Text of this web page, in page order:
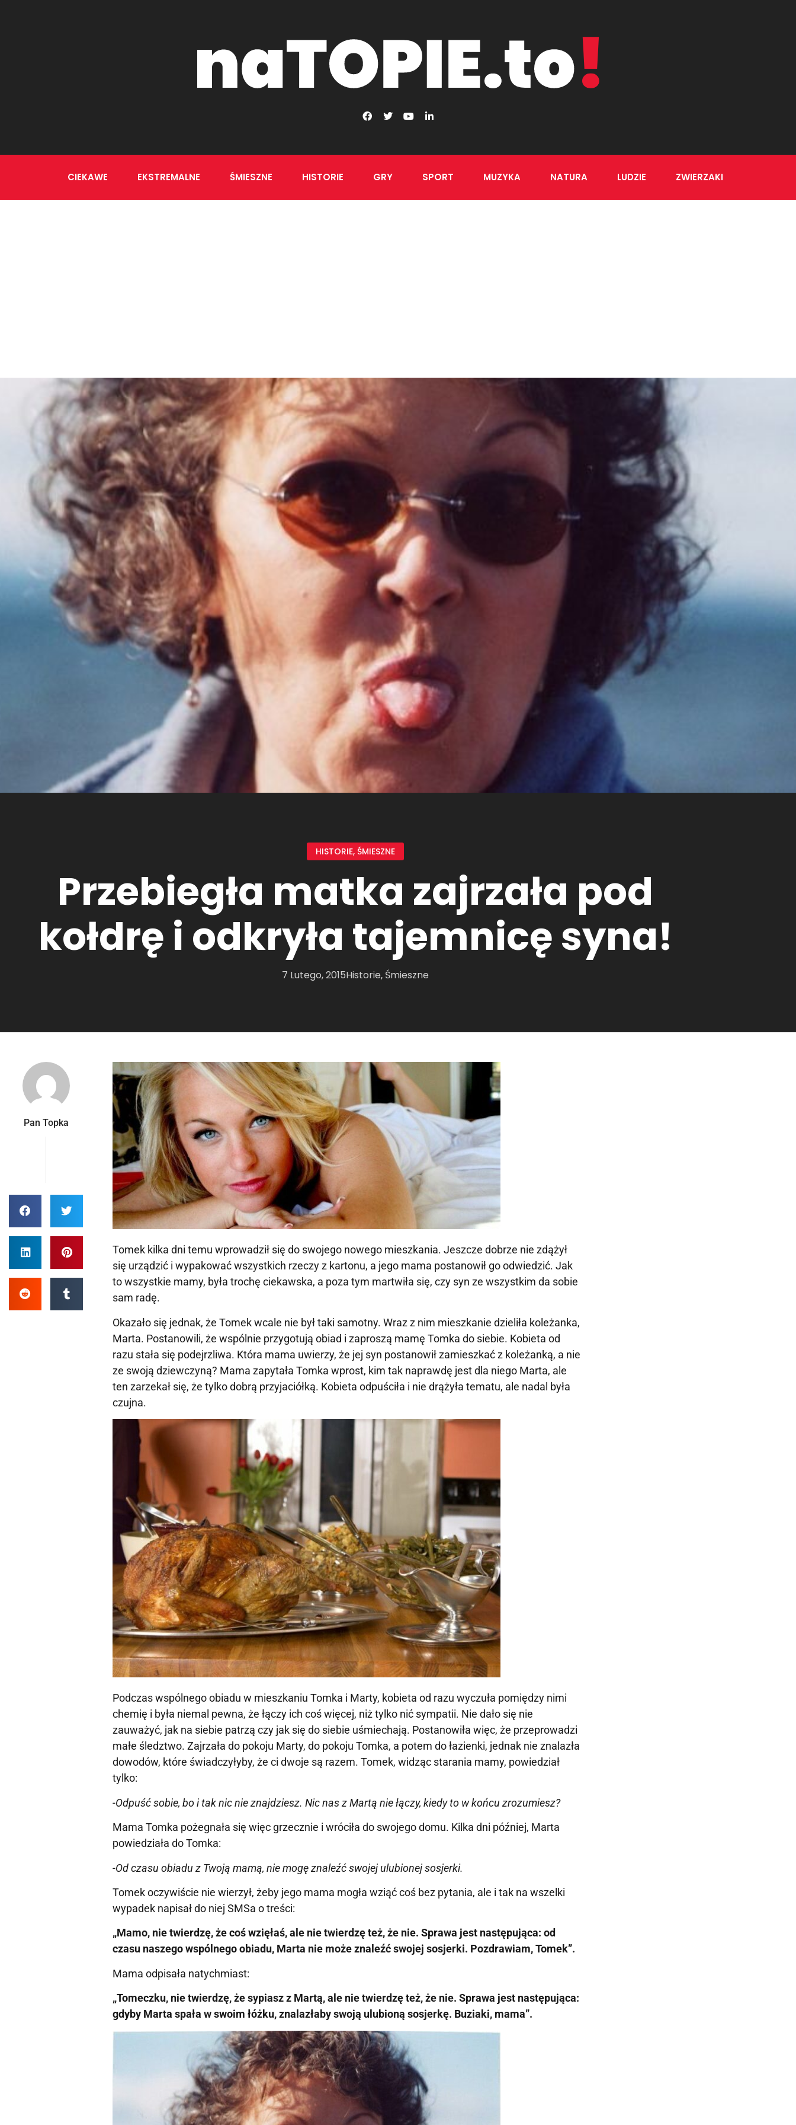
CIEKAWE EKSTREMALNE ŚMIESZNE HISTORIE GRY SPORT MUZYKA NATURA LUDZIE ZWIERZAKI
HISTORIE, ŚMIESZNE
Przebiegła matka zajrzała pod
kołdrę i odkryła tajemnicę syna!
7 Lutego, 2015Historie, Śmieszne
Pan Topka
Tomek kilka dni temu wprowadził się do swojego nowego mieszkania. Jeszcze dobrze nie zdążył
się urządzić i wypakować wszystkich rzeczy z kartonu, a jego mama postanowił go odwiedzić. Jak
to wszystkie mamy, była trochę ciekawska, a poza tym martwiła się, czy syn ze wszystkim da sobie
sam radę.
Okazało się jednak, że Tomek wcale nie był taki samotny. Wraz z nim mieszkanie dzieliła koleżanka,
Marta. Postanowili, że wspólnie przygotują obiad i zaproszą mamę Tomka do siebie. Kobieta od
razu stała się podejrzliwa. Która mama uwierzy, że jej syn postanowił zamieszkać z koleżanką, a nie
ze swoją dziewczyną? Mama zapytała Tomka wprost, kim tak naprawdę jest dla niego Marta, ale
ten zarzekał się, że tylko dobrą przyjaciółką. Kobieta odpuściła i nie drążyła tematu, ale nadal była
czujna.
Podczas wspólnego obiadu w mieszkaniu Tomka i Marty, kobieta od razu wyczuła pomiędzy nimi
chemię i była niemal pewna, że łączy ich coś więcej, niż tylko nić sympatii. Nie dało się nie
zauważyć, jak na siebie patrzą czy jak się do siebie uśmiechają. Postanowiła więc, że przeprowadzi
małe śledztwo. Zajrzała do pokoju Marty, do pokoju Tomka, a potem do łazienki, jednak nie znalazła
dowodów, które świadczyłyby, że ci dwoje są razem. Tomek, widząc starania mamy, powiedział
tylko:
-Odpuść sobie, bo i tak nic nie znajdziesz. Nic nas z Martą nie łączy, kiedy to w końcu zrozumiesz?
Mama Tomka pożegnała się więc grzecznie i wróciła do swojego domu. Kilka dni później, Marta
powiedziała do Tomka:
-Od czasu obiadu z Twoją mamą, nie mogę znaleźć swojej ulubionej sosjerki.
Tomek oczywiście nie wierzył, żeby jego mama mogła wziąć coś bez pytania, ale i tak na wszelki
wypadek napisał do niej SMSa o treści:
„Mamo, nie twierdzę, że coś wzięłaś, ale nie twierdzę też, że nie. Sprawa jest następująca: od
czasu naszego wspólnego obiadu, Marta nie może znaleźć swojej sosjerki. Pozdrawiam, Tomek”.
Mama odpisała natychmiast:
„Tomeczku, nie twierdzę, że sypiasz z Martą, ale nie twierdzę też, że nie. Sprawa jest następująca:
gdyby Marta spała w swoim łóżku, znalazłaby swoją ulubioną sosjerkę. Buziaki, mama”.